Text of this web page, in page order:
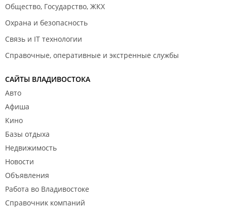
Общество, Государство, ЖКХ
Охрана и безопасность
Связь и IT технологии
Справочные, оперативные и экстренные службы
САЙТЫ ВЛАДИВОСТОКА
Авто
Афиша
Кино
Базы отдыха
Недвижимость
Новости
Объявления
Работа во Владивостоке
Справочник компаний